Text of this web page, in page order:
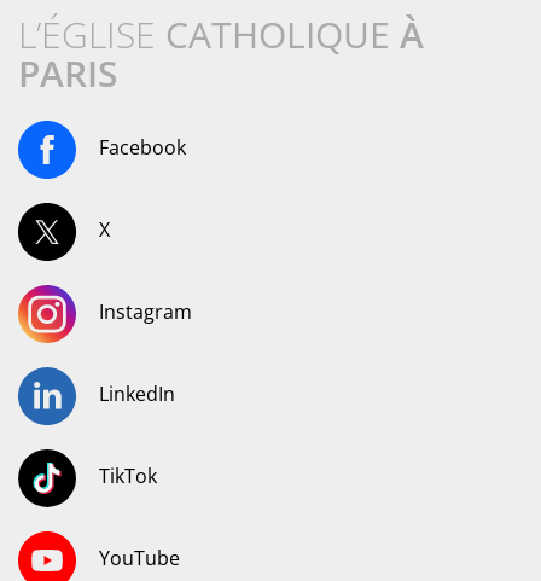
L’ÉGLISE CATHOLIQUE À
PARIS
Facebook
X
Instagram
LinkedIn
TikTok
YouTube